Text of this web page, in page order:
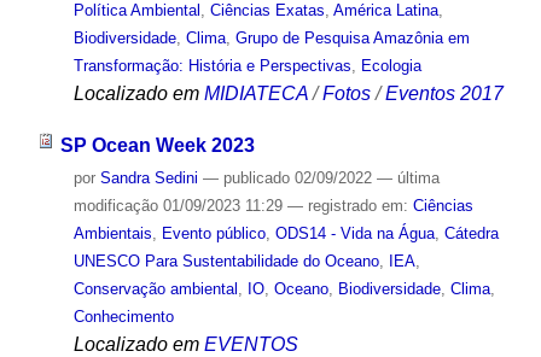
Política Ambiental , Ciências Exatas, América Latina,
Biodiversidade, Clima, Grupo de Pesquisa Amazônia em
Transformação: História e Perspectivas, Ecologia
Localizado em MIDIATECA /Fotos /Eventos 2017
SP Ocean Week 2023
por Sandra Sedini — publicado02/09/2022 — última
modificação01/09/2023 11:29 — registrado em: Ciências
Ambientais, Evento público, ODS14 - Vida na Água, Cátedra
UNESCO Para Sustentabilidade do Oceano, IEA,
Conservação ambiental , IO, Oceano, Biodiversidade, Clima,
Conhecimento
Localizado em EVENTOS